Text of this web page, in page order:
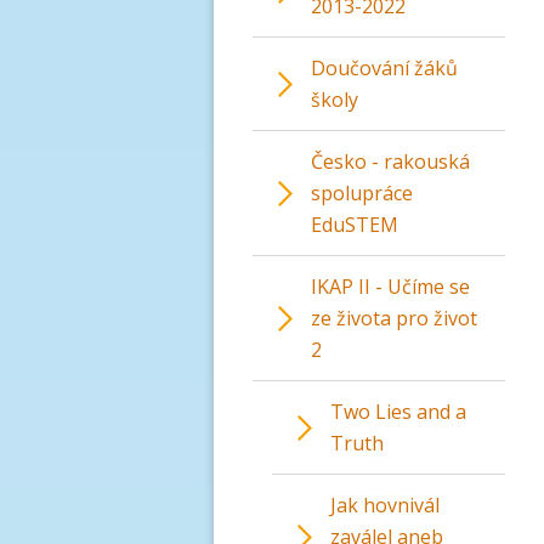
2013-2022
Doučování žáků
školy
Česko - rakouská
spolupráce
EduSTEM
IKAP II - Učíme se
ze života pro život
2
Two Lies and a
Truth
Jak hovnivál
zaválel aneb